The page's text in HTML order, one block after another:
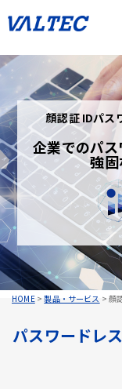
HOME>製品・サービス >顔
顔認証 IDパス
企業でのパ
強
パスワードレ